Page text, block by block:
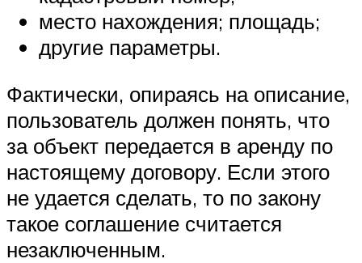
место нахождения; площадь;
другие параметры.
Фактически, опираясь на описание,
пользователь должен понять, что
за объект передается в аренду по
настоящему договору. Если этого
не удается сделать, то по закону
такое соглашение считается
незаключенным.